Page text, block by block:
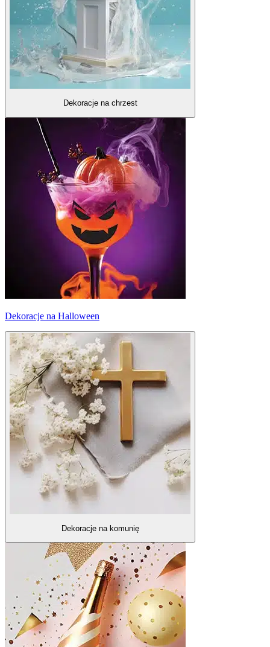
Dekoracje na chrzest
Dekoracje na Halloween
Dekoracje na komunię